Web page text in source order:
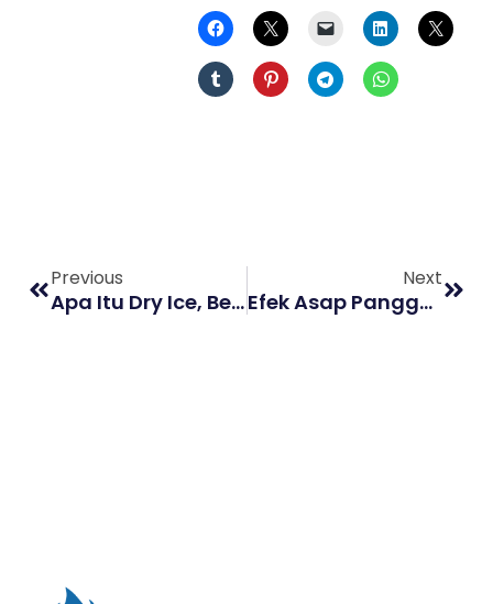
Previous
Apa Itu Dry Ice, Bedanya Dengan Es Batu Biasa?
Next
Efek Asap Panggung Saat Konser, Bagaimana Membuatnya?